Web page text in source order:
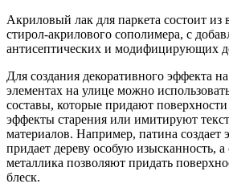
Акриловый лак для паркета состоит из
стирол-акрилового сополимера, с
антисептических и модифицирующих
Для создания декоративного эффекта
элементах на улице можно
составы, которые придают
эффекты старения или имитируют
материалов. Например, патина создает
придает дереву особую изысканность,
металлика позволяют придать
блеск.